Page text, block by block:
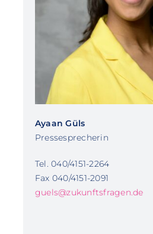
Ayaan Güls
Pressesprecherin
Tel. 040/4151-2264
Fax 040/4151-2091
guels@zukunftsfragen.de